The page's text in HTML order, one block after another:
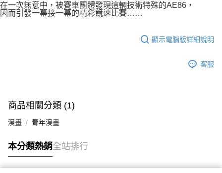
４．使用「AFTEE先享後付」時，將依據個別帳號之用戶狀況，依本公司即
時審查核予不同之上限額度；若仍有額度不足之情形，本公司將視審查結果
恩沛科技股份有限公司將有權停止該用戶之使用額度並採取法律行動。
國家/地區配送
在一次無意中，被賽車團體發現這輛技術特殊的AE86，
因而引發一幕接一幕的精彩競速比賽……
顯示電腦版詳細說明
客服
商品相關分類 (1)
漫畫 青年漫畫
本分類熱銷全站排行